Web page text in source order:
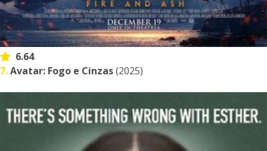
6.64
7.Avatar: Fogo e Cinzas(2025)